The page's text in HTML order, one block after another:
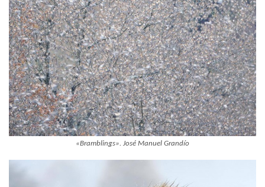
«Bramblings». José Manuel Grandío